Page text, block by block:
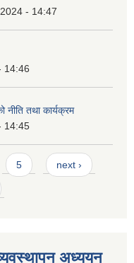
- 14:47
14:46
तथा कार्यक्रम
14:45
5 next ›
अध्ययन